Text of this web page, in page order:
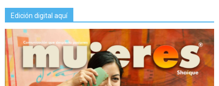
Edición digital aquí